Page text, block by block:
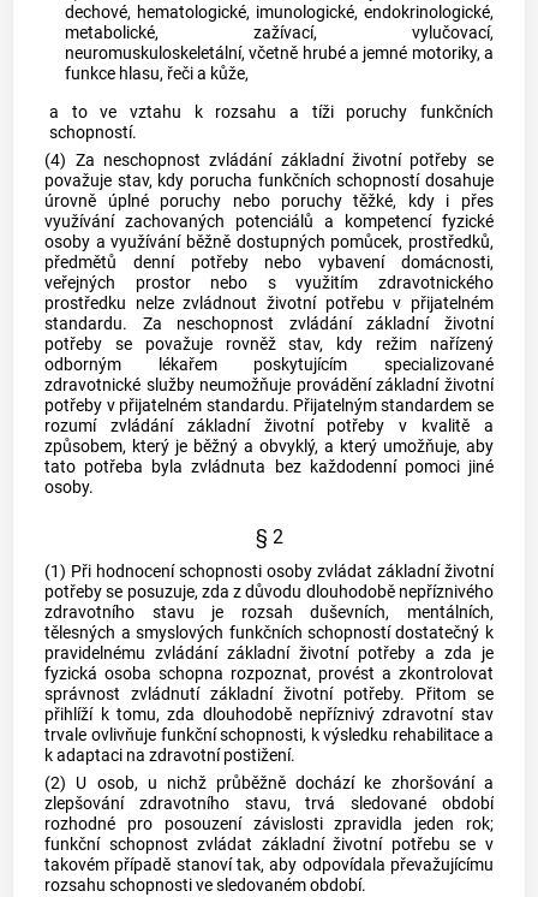
dechové, hematologické, imunologické, endokrinologické,
metabolické, zažívací, vylučovací,
neuromuskuloskeletální, včetně hrubé a jemné motoriky, a
funkce hlasu, řeči a kůže,
a to ve vztahu k rozsahu a tíži poruchy funkčních
schopností.
(4) Za neschopnost zvládání základní životní potřeby se
považuje stav, kdy porucha funkčních schopností dosahuje
úrovně úplné poruchy nebo poruchy těžké, kdy i přes
využívání zachovaných potenciálů a kompetencí fyzické
osoby a využívání běžně dostupných pomůcek, prostředků,
předmětů denní potřeby nebo vybavení domácnosti,
veřejných prostor nebo s využitím zdravotnického
prostředku nelze zvládnout životní potřebu v přijatelném
standardu. Za neschopnost zvládání základní životní
potřeby se považuje rovněž stav, kdy režim nařízený
odborným lékařem poskytujícím specializované
zdravotnické služby neumožňuje provádění základní životní
potřeby v přijatelném standardu. Přijatelným standardem se
rozumí zvládání základní životní potřeby v kvalitě a
způsobem, který je běžný a obvyklý, a který umožňuje, aby
tato potřeba byla zvládnuta bez každodenní pomoci jiné
osoby.
§ 2
(1) Při hodnocení schopnosti osoby zvládat základní životní
potřeby se posuzuje, zda z důvodu dlouhodobě nepříznivého
zdravotního stavu je rozsah duševních, mentálních,
tělesných a smyslových funkčních schopností dostatečný k
pravidelnému zvládání základní životní potřeby a zda je
fyzická osoba schopna rozpoznat, provést a zkontrolovat
správnost zvládnutí základní životní potřeby. Přitom se
přihlíží k tomu, zda dlouhodobě nepříznivý zdravotní stav
trvale ovlivňuje funkční schopnosti, k výsledku rehabilitace a
k adaptaci na zdravotní postižení.
(2) U osob, u nichž průběžně dochází ke zhoršování a
zlepšování zdravotního stavu, trvá sledované období
rozhodné pro posouzení závislosti zpravidla jeden rok;
funkční schopnost zvládat základní životní potřebu se v
takovém případě stanoví tak, aby odpovídala převažujícímu
rozsahu schopnosti ve sledovaném období.